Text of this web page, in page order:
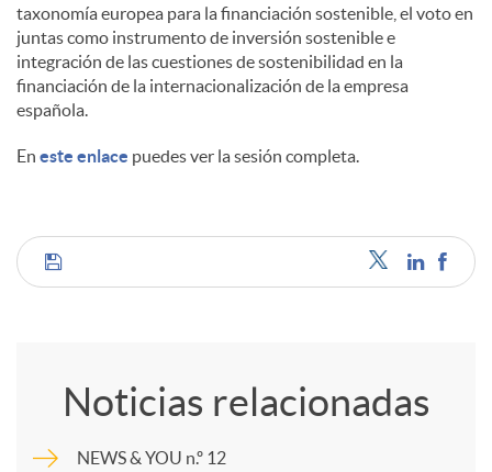
taxonomía europea para la financiación sostenible, el voto en
juntas como instrumento de inversión sostenible e
integración de las cuestiones de sostenibilidad en la
financiación de la internacionalización de la empresa
española.
En este enlace puedes ver la sesión completa.
C
Noticias relacionadas
NEWS & YOU n.º 12